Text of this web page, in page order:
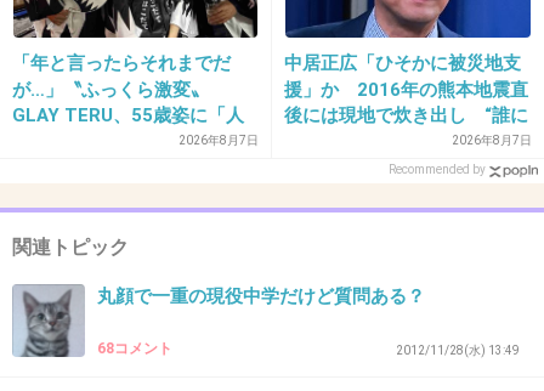
だと言ってくれます(>_<)猫みたいだって…（苦
笑）
一重に対するコンプレックスはありますが、私
も自分のことを好きになってあげようって思っ
+17 -1
33. 匿名2012/11/24(土) 00:22:23
目って確かに顔の中でも重要なパーツだけど、
「年と言ったらそれまでだ
が…」〝ふっくら激変〟
GLAY TERU、55歳姿に「人
として好きすぎる」「TERU
2026年8月7日
中居正広「ひそかに被災地支
援」か 2016年の熊本地震直
後には現地で炊き出し “誰に
も知られなくて良い”と、むし
ろ強まる福祉活動への思い
2026年8月7日
Recommended by
関連トピック
丸顔で一重の現役中学だけど質問ある？
68コメント 2012/11/28(水) 13:49